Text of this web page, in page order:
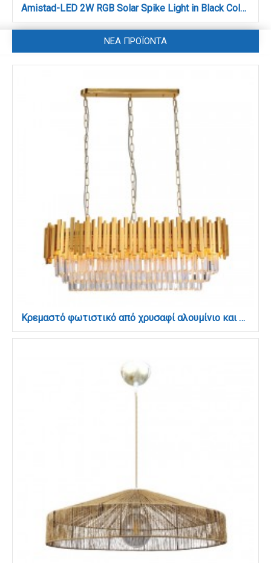
Amistad-LED 2W RGB Solar Spike Light in Black Color (80204910S)
ΝΈΑ ΠΡΟΪΌΝΤΑ
Κρεμαστό φωτιστικό από χρυσαφί αλουμίνιο και κρύσταλλα 12XE14 D:100cm (6069-12)